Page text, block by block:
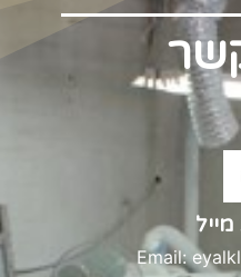
Email: